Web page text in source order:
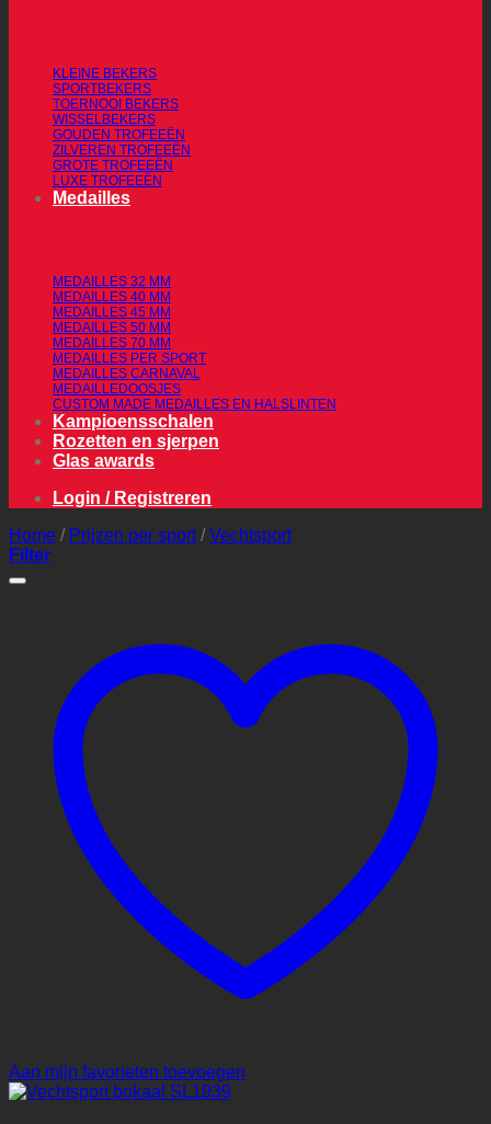
KLEINE BEKERS
SPORTBEKERS
TOERNOOI BEKERS
WISSELBEKERS
GOUDEN TROFEEËN
ZILVEREN TROFEEËN
GROTE TROFEEËN
LUXE TROFEEËN
Medailles
MEDAILLES 32 MM
MEDAILLES 40 MM
MEDAILLES 45 MM
MEDAILLES 50 MM
MEDAILLES 70 MM
MEDAILLES PER SPORT
MEDAILLES CARNAVAL
MEDAILLEDOOSJES
CUSTOM MADE MEDAILLES EN HALSLINTEN
Kampioensschalen
Rozetten en sjerpen
Glas awards
Login / Registreren
Home / Prijzen per sport / Vechtsport
Filter
Aan mijn favorieten toevoegen